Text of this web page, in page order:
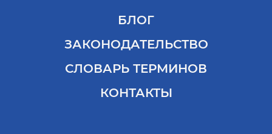
БЛОГ
ЗАКОНОДАТЕЛЬСТВО
СЛОВАРЬ ТЕРМИНОВ
КОНТАКТЫ